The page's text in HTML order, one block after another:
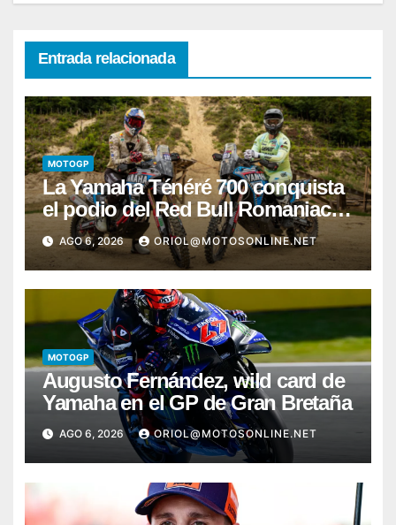
Entrada relacionada
MOTOGP
La Yamaha Ténéré 700 conquista
el podio del Red Bull Romaniacs
2026 con Pol Tarrés
AGO 6, 2026 ORIOL@MOTOSONLINE.NET
MOTOGP
Augusto Fernández, wild card de
Yamaha en el GP de Gran Bretaña
AGO 6, 2026 ORIOL@MOTOSONLINE.NET